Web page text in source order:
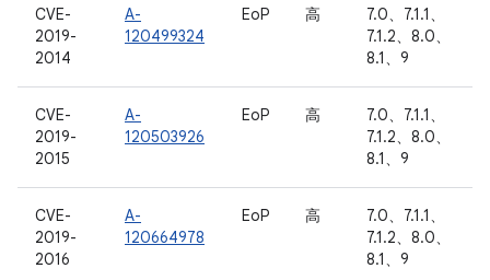
CVE-
2019-
2014
A-
120499324
EoP 高
7.0、7.1.1、
7.1.2、8.0、
8.1、9
CVE-
2019-
2015
A-
120503926
EoP 高
7.0、7.1.1、
7.1.2、8.0、
8.1、9
CVE-
2019-
2016
A-
120664978
EoP 高
7.0、7.1.1、
7.1.2、8.0、
8.1、9